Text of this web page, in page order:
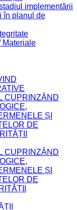
implementării
în planul de
Materiale
CUPRINZÂND
ȘI
DE
CUPRINZÂND
ȘI
DE